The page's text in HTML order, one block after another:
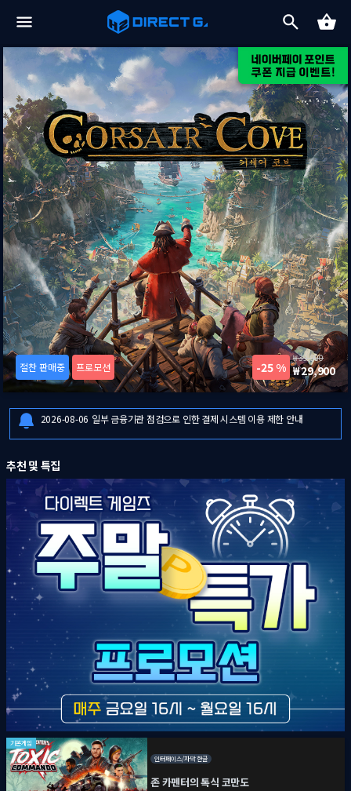
절찬 판매중 프로모션 25 %
39,900
29,900
2026-08-06 [드래곤즈 도그마 2: 다크 어리즌 한국어판] 예약판매 안내
2026-08-06 일부 금융기관 점검으로 인한 결제 시스템 이용 제한 안내
2026-08-07 8월 1주 다이렉트 게임즈 주말특가 프로모션 안내
2026-08-06
2026-08-07 8월 1주 다이렉트 게임즈 주말특가 프로모션 안내
2026-08-06 [드래곤즈 도그마 2: 다크 어리즌 한국어판] 예약판매 안내
추천 및 특집
기본게임
인터페이스/자막 한글
존 카펜터의 톡식 코만도